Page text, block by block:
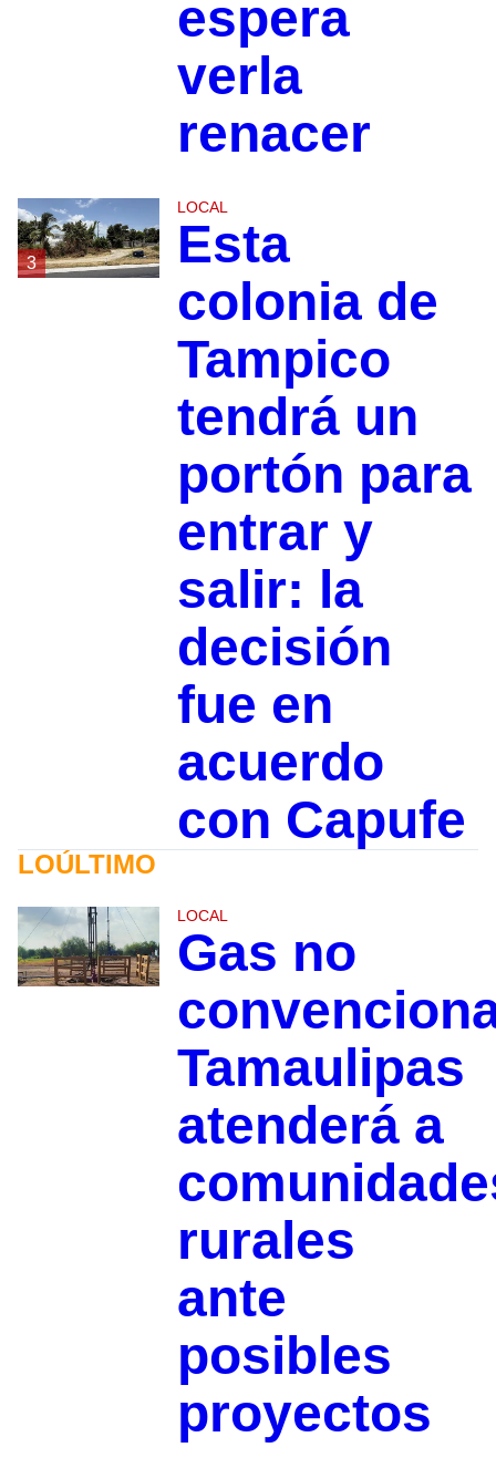
espera
verla
renacer
3
LOCAL
Esta
colonia de
Tampico
tendrá un
portón para
entrar y
salir: la
decisión
fue en
acuerdo
con Capufe
LOÚLTIMO
LOCAL
Gas no
Tamaulipas
atenderá a
rurales
ante
posibles
proyectos